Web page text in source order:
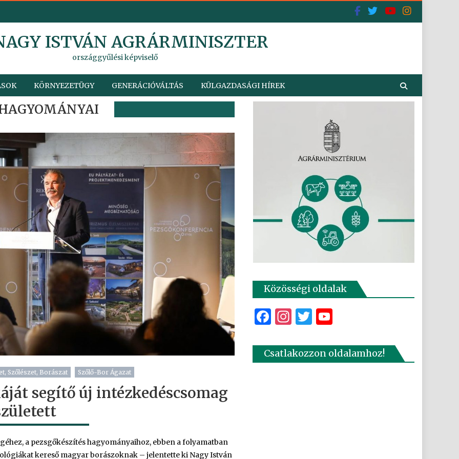
ISTVÁN AGRÁRMINISZTER
országgyűlési képviselő
KÖRNYEZETÜGY GENERÁCIÓVÁLTÁS KÜLGAZDASÁGI HÍREK
Szőlészet, Borászat Szőlő-Bor Ágazat
segítő új intézkedéscsomag
a pezsgőkészítés hagyományaihoz, ebben a folyamatban
kereső magyar borászoknak – jelentette ki Nagy István
Közösségi oldalak
Facebook
Instagram
Twitter
Csatlakozzon oldalamhoz!